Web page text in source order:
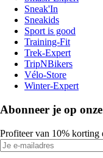
Sneak'In
Sneakids
Sport is good
Training-Fit
Trek-Expert
TripNBikers
Vélo-Store
Winter-Expert
Abonneer je op
Profiteer van 10% korting